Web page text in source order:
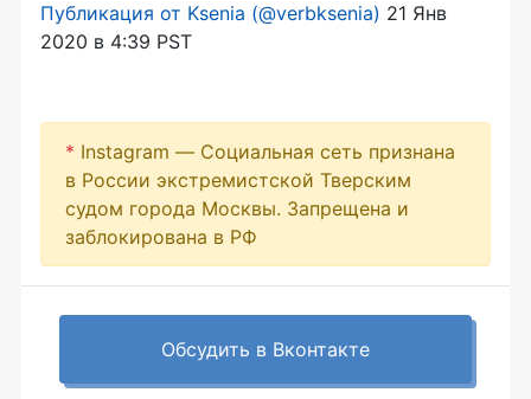
Публикация от Ksenia (@verbksenia) 21 Янв
2020 в 4:39 PST
* Instagram — Социальная сеть признана
в России экстремистской Тверским
судом города Москвы. Запрещена и
заблокирована в РФ
Обсудить в Вконтакте